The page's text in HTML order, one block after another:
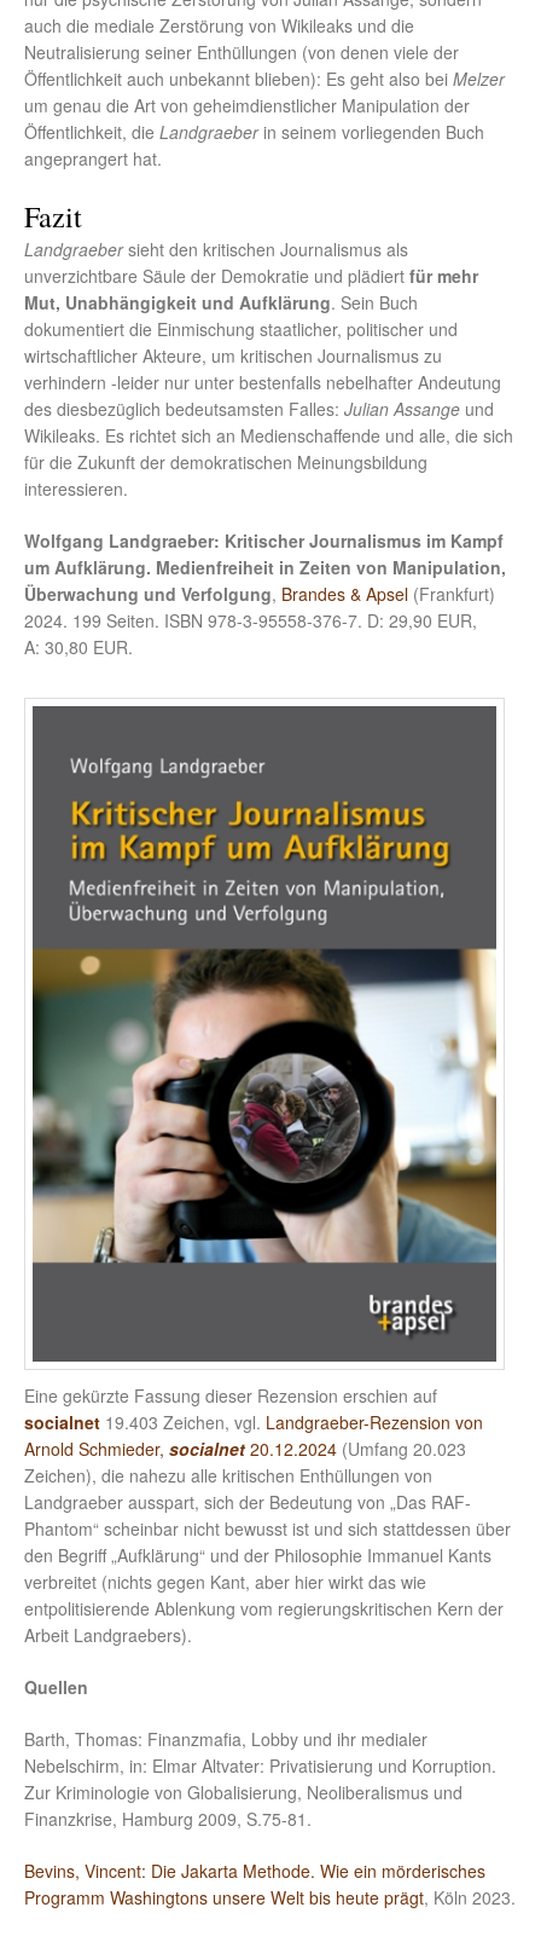
auch die mediale Zerstörung von Wikileaks und die
Neutralisierung seiner Enthüllungen (von denen viele der
Öffentlichkeit auch unbekannt blieben): Es geht also bei Melzer
um genau die Art von geheimdienstlicher Manipulation der
Öffentlichkeit, die Landgraeberin seinem vorliegenden Buch
angeprangert hat.
Fazit
Landgraebersieht den kritischen Journalismus als
unverzichtbare Säule der Demokratie und plädiert für mehr
Mut, Unabhängigkeit und Aufklärung. Sein Buch
dokumentiert die Einmischung staatlicher, politischer und
wirtschaftlicher Akteure, um kritischen Journalismus zu
verhindern -leider nur unter bestenfalls nebelhafter Andeutung
des diesbezüglich bedeutsamsten Falles: Julian Assange und
Wikileaks. Es richtet sich an Medienschaffende und alle, die sich
für die Zukunft der demokratischen Meinungsbildung
interessieren.
Wolfgang Landgraeber: Kritischer Journalismus im Kampf
um Aufklärung. Medienfreiheit in Zeiten von Manipulation,
Überwachung und Verfolgung, Brandes & Apsel (Frankfurt)
2024. 199 Seiten. ISBN 978-3-95558-376-7. D: 29,90 EUR,
A: 30,80 EUR.
Eine gekürzte Fassung dieser Rezension erschien auf
socialnet 19.403 Zeichen, vgl. Landgraeber-Rezension von
Arnold Schmieder, socialnet 20.12.2024 (Umfang 20.023
Zeichen), die nahezu alle kritischen Enthüllungen von
Landgraeber ausspart, sich der Bedeutung von „Das RAF-
Phantom“ scheinbar nicht bewusst ist und sich stattdessen über
den Begriff „Aufklärung“ und der Philosophie Immanuel Kants
verbreitet (nichts gegen Kant, aber hier wirkt das wie
entpolitisierende Ablenkung vom regierungskritischen Kern der
Arbeit Landgraebers).
Quellen
Barth, Thomas: Finanzmafia, Lobby und ihr medialer
Nebelschirm, in: Elmar Altvater: Privatisierung und Korruption.
Zur Kriminologie von Globalisierung, Neoliberalismus und
Finanzkrise, Hamburg 2009, S.75-81.
Bevins, Vincent: Die Jakarta Methode. Wie ein mörderisches
Programm Washingtons unsere Welt bis heute prägt, Köln 2023.